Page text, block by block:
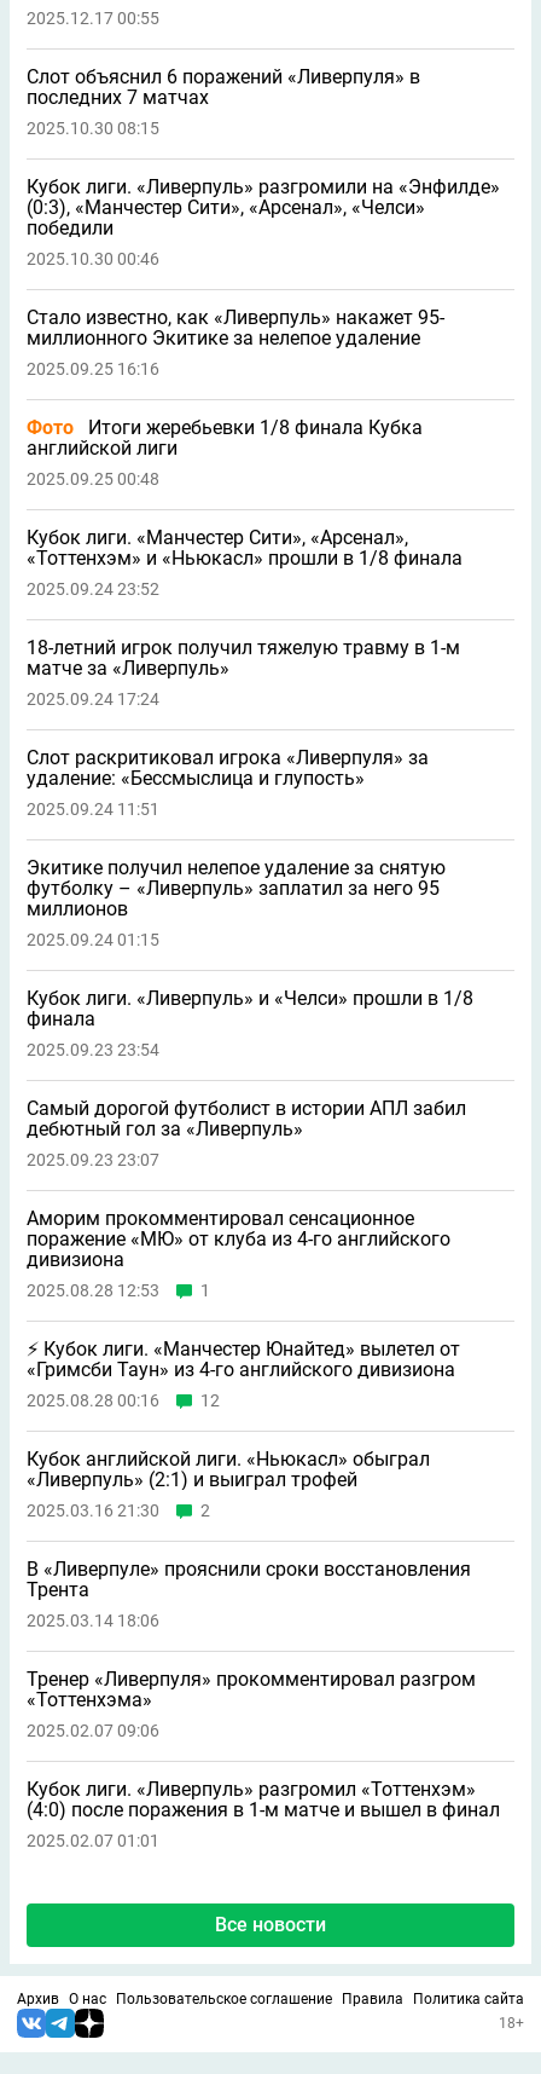
2025.12.17 00:55
Слот объяснил 6 поражений «Ливерпуля» в
последних 7 матчах
2025.10.30 08:15
Кубок лиги. «Ливерпуль» разгромили на «Энфилде»
(0:3), «Манчестер Сити», «Арсенал», «Челси»
победили
2025.10.30 00:46
Стало известно, как «Ливерпуль» накажет 95-
миллионного Экитике за нелепое удаление
2025.09.25 16:16
Фото
Итоги жеребьевки 1/8 финала Кубка
английской лиги
2025.09.25 00:48
Кубок лиги. «Манчестер Сити», «Арсенал»,
«Тоттенхэм» и «Ньюкасл» прошли в 1/8 финала
2025.09.24 23:52
18-летний игрок получил тяжелую травму в 1-м
матче за «Ливерпуль»
2025.09.24 17:24
Слот раскритиковал игрока «Ливерпуля» за
удаление: «Бессмыслица и глупость»
2025.09.24 11:51
Экитике получил нелепое удаление за снятую
футболку – «Ливерпуль» заплатил за него 95
миллионов
2025.09.24 01:15
Кубок лиги. «Ливерпуль» и «Челси» прошли в 1/8
финала
2025.09.23 23:54
Самый дорогой футболист в истории АПЛ забил
дебютный гол за «Ливерпуль»
2025.09.23 23:07
Аморим прокомментировал сенсационное
поражение «МЮ» от клуба из 4-го английского
дивизиона
2025.08.28 12:53 1
⚡️ Кубок лиги. «Манчестер Юнайтед» вылетел от
«Гримсби Таун» из 4-го английского дивизиона
2025.08.28 00:16 12
Кубок английской лиги. «Ньюкасл» обыграл
«Ливерпуль» (2:1) и выиграл трофей
2025.03.16 21:30 2
В «Ливерпуле» прояснили сроки восстановления
Трента
2025.03.14 18:06
Тренер «Ливерпуля» прокомментировал разгром
«Тоттенхэма»
2025.02.07 09:06
Кубок лиги. «Ливерпуль» разгромил «Тоттенхэм»
(4:0) после поражения в 1-м матче и вышел в финал
2025.02.07 01:01
Все новости
Архив О нас Пользовательское соглашение Правила
Политика сайта
18+